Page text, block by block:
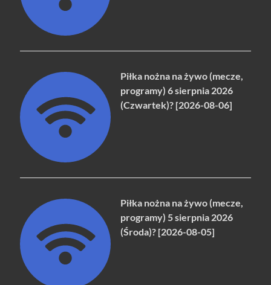
Piłka nożna na żywo (mecze,
programy) 6 sierpnia 2026
(Czwartek)? [2026-08-06]
Piłka nożna na żywo (mecze,
programy) 5 sierpnia 2026
(Środa)? [2026-08-05]